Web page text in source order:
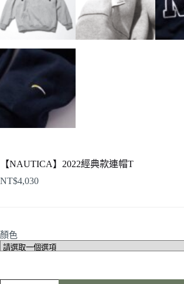
【NAUTICA】2022經典款連帽T
NT$4,030
顏色